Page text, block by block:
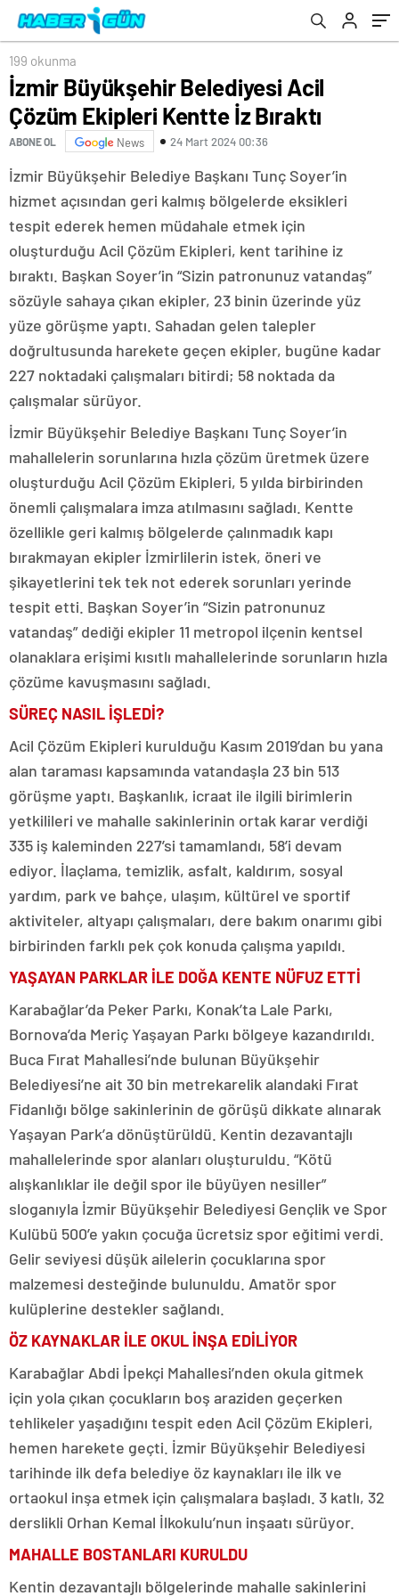
199 okunma
İzmir Büyükşehir Belediyesi Acil
Çözüm Ekipleri Kentte İz Bıraktı
ABONE OL News 24 Mart 2024 00:36
İzmir Büyükşehir Belediye Başkanı Tunç Soyer’in
hizmet açısından geri kalmış bölgelerde eksikleri
tespit ederek hemen müdahale etmek için
oluşturduğu Acil Çözüm Ekipleri, kent tarihine iz
bıraktı. Başkan Soyer’in “Sizin patronunuz vatandaş”
sözüyle sahaya çıkan ekipler, 23 binin üzerinde yüz
yüze görüşme yaptı. Sahadan gelen talepler
doğrultusunda harekete geçen ekipler, bugüne kadar
227 noktadaki çalışmaları bitirdi; 58 noktada da
çalışmalar sürüyor.
İzmir Büyükşehir Belediye Başkanı Tunç Soyer’in
mahallelerin sorunlarına hızla çözüm üretmek üzere
oluşturduğu Acil Çözüm Ekipleri, 5 yılda birbirinden
önemli çalışmalara imza atılmasını sağladı. Kentte
özellikle geri kalmış bölgelerde çalınmadık kapı
bırakmayan ekipler İzmirlilerin istek, öneri ve
şikayetlerini tek tek not ederek sorunları yerinde
tespit etti. Başkan Soyer’in “Sizin patronunuz
vatandaş” dediği ekipler 11 metropol ilçenin kentsel
olanaklara erişimi kısıtlı mahallelerinde sorunların hızla
çözüme kavuşmasını sağladı.
SÜREÇ NASIL İŞLEDİ?
Acil Çözüm Ekipleri kurulduğu Kasım 2019’dan bu yana
alan taraması kapsamında vatandaşla 23 bin 513
görüşme yaptı. Başkanlık, icraat ile ilgili birimlerin
yetkilileri ve mahalle sakinlerinin ortak karar verdiği
335 iş kaleminden 227’si tamamlandı, 58’i devam
ediyor. İlaçlama, temizlik, asfalt, kaldırım, sosyal
yardım, park ve bahçe, ulaşım, kültürel ve sportif
aktiviteler, altyapı çalışmaları, dere bakım onarımı gibi
birbirinden farklı pek çok konuda çalışma yapıldı.
YAŞAYAN PARKLAR İLE DOĞA KENTE NÜFUZ ETTİ
Karabağlar’da Peker Parkı, Konak’ta Lale Parkı,
Bornova’da Meriç Yaşayan Parkı bölgeye kazandırıldı.
Buca Fırat Mahallesi’nde bulunan Büyükşehir
Belediyesi’ne ait 30 bin metrekarelik alandaki Fırat
Fidanlığı bölge sakinlerinin de görüşü dikkate alınarak
Yaşayan Park’a dönüştürüldü. Kentin dezavantajlı
mahallelerinde spor alanları oluşturuldu. “Kötü
alışkanlıklar ile değil spor ile büyüyen nesiller”
sloganıyla İzmir Büyükşehir Belediyesi Gençlik ve Spor
Kulübü 500’e yakın çocuğa ücretsiz spor eğitimi verdi.
Gelir seviyesi düşük ailelerin çocuklarına spor
malzemesi desteğinde bulunuldu. Amatör spor
kulüplerine destekler sağlandı.
ÖZ KAYNAKLAR İLE OKUL İNŞA EDİLİYOR
Karabağlar Abdi İpekçi Mahallesi’nden okula gitmek
için yola çıkan çocukların boş araziden geçerken
tehlikeler yaşadığını tespit eden Acil Çözüm Ekipleri,
hemen harekete geçti. İzmir Büyükşehir Belediyesi
tarihinde ilk defa belediye öz kaynakları ile ilk ve
ortaokul inşa etmek için çalışmalara başladı. 3 katlı, 32
derslikli Orhan Kemal İlkokulu’nun inşaatı sürüyor.
MAHALLE BOSTANLARI KURULDU
Kentin dezavantajlı bölgelerinde mahalle sakinlerini